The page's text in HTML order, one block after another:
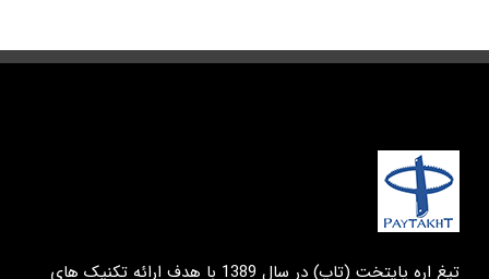
تیغ اره پایتخت (تاپ) در سال 1389 با هدف ارائه تکنیک های